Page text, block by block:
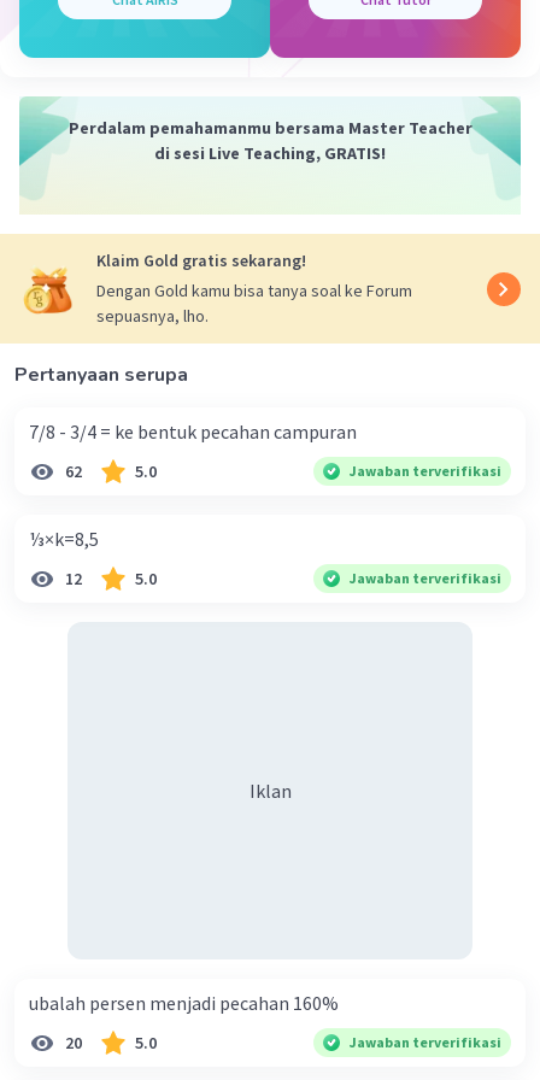
Penjelasan
1/x + x² = ½ + 2²
=4½
Beri Rating·0.0(0) Balas
Perdalam pemahamanmu bersama Master Teacher
di sesi Live Teaching, GRATIS!
Klaim Gold gratis sekarang!
Dengan Gold kamu bisa tanya soal ke Forum
sepuasnya, lho.
Pertanyaan serupa
7/8 - 3/4 = ke bentuk pecahan campuran
62 5.0 Jawaban terverifikasi
⅓×k=8,5
12 5.0 Jawaban terverifikasi
Iklan
ubalah persen menjadi pecahan 160%
20 5.0 Jawaban terverifikasi